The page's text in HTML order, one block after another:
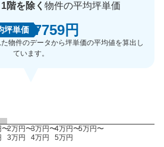
階を除く 物件の平均坪単価
坪単価 7759円
物件のデータから坪単価の平均値を算出し
ています。
〜2万円〜
3万円
3万円〜
4万円
4万円〜
5万円
5万円〜